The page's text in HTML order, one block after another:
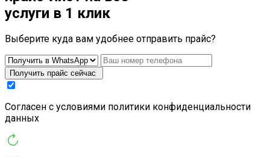
услуги в 1 клик
Выберите куда вам удобнее отправить прайс?
Получить прайс сейчас
Cогласен с условиями политики конфиденциальности
данных